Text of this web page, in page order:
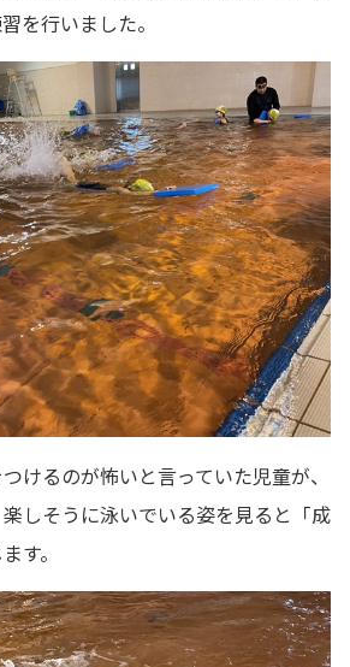
を行いました。
けるのが怖いと言っていた児童が、
しそうに泳いでいる姿を見ると「成
す。